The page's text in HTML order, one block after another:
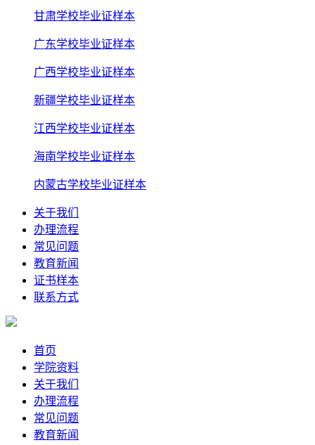
甘肃学校毕业证样本
广东学校毕业证样本
广西学校毕业证样本
新疆学校毕业证样本
江西学校毕业证样本
海南学校毕业证样本
内蒙古学校毕业证样本
关于我们
办理流程
常见问题
教育新闻
证书样本
联系方式
首页
学院资料
关于我们
办理流程
常见问题
教育新闻